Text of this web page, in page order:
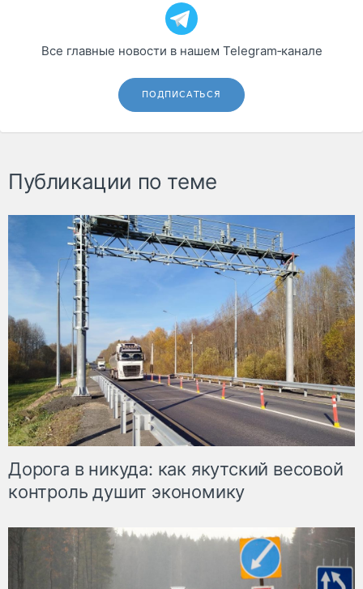
Все главные новости в нашем Telegram‑канале
ПОДПИСАТЬСЯ
Публикации по теме
Дорога в никуда: как якутский весовой
контроль душит экономику